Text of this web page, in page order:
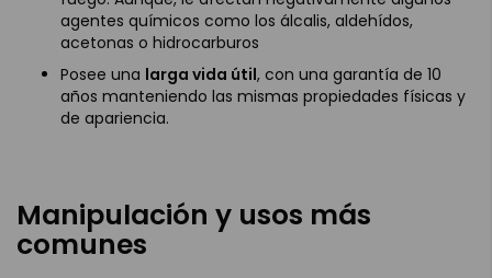
agentes químicos como los álcalis, aldehídos,
acetonas o hidrocarburos
Posee una larga vida útil, con una garantía de 10
años manteniendo las mismas propiedades físicas y
de apariencia.
Manipulación y usos más
comunes